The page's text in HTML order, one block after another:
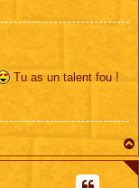
Tu as un talent fou !